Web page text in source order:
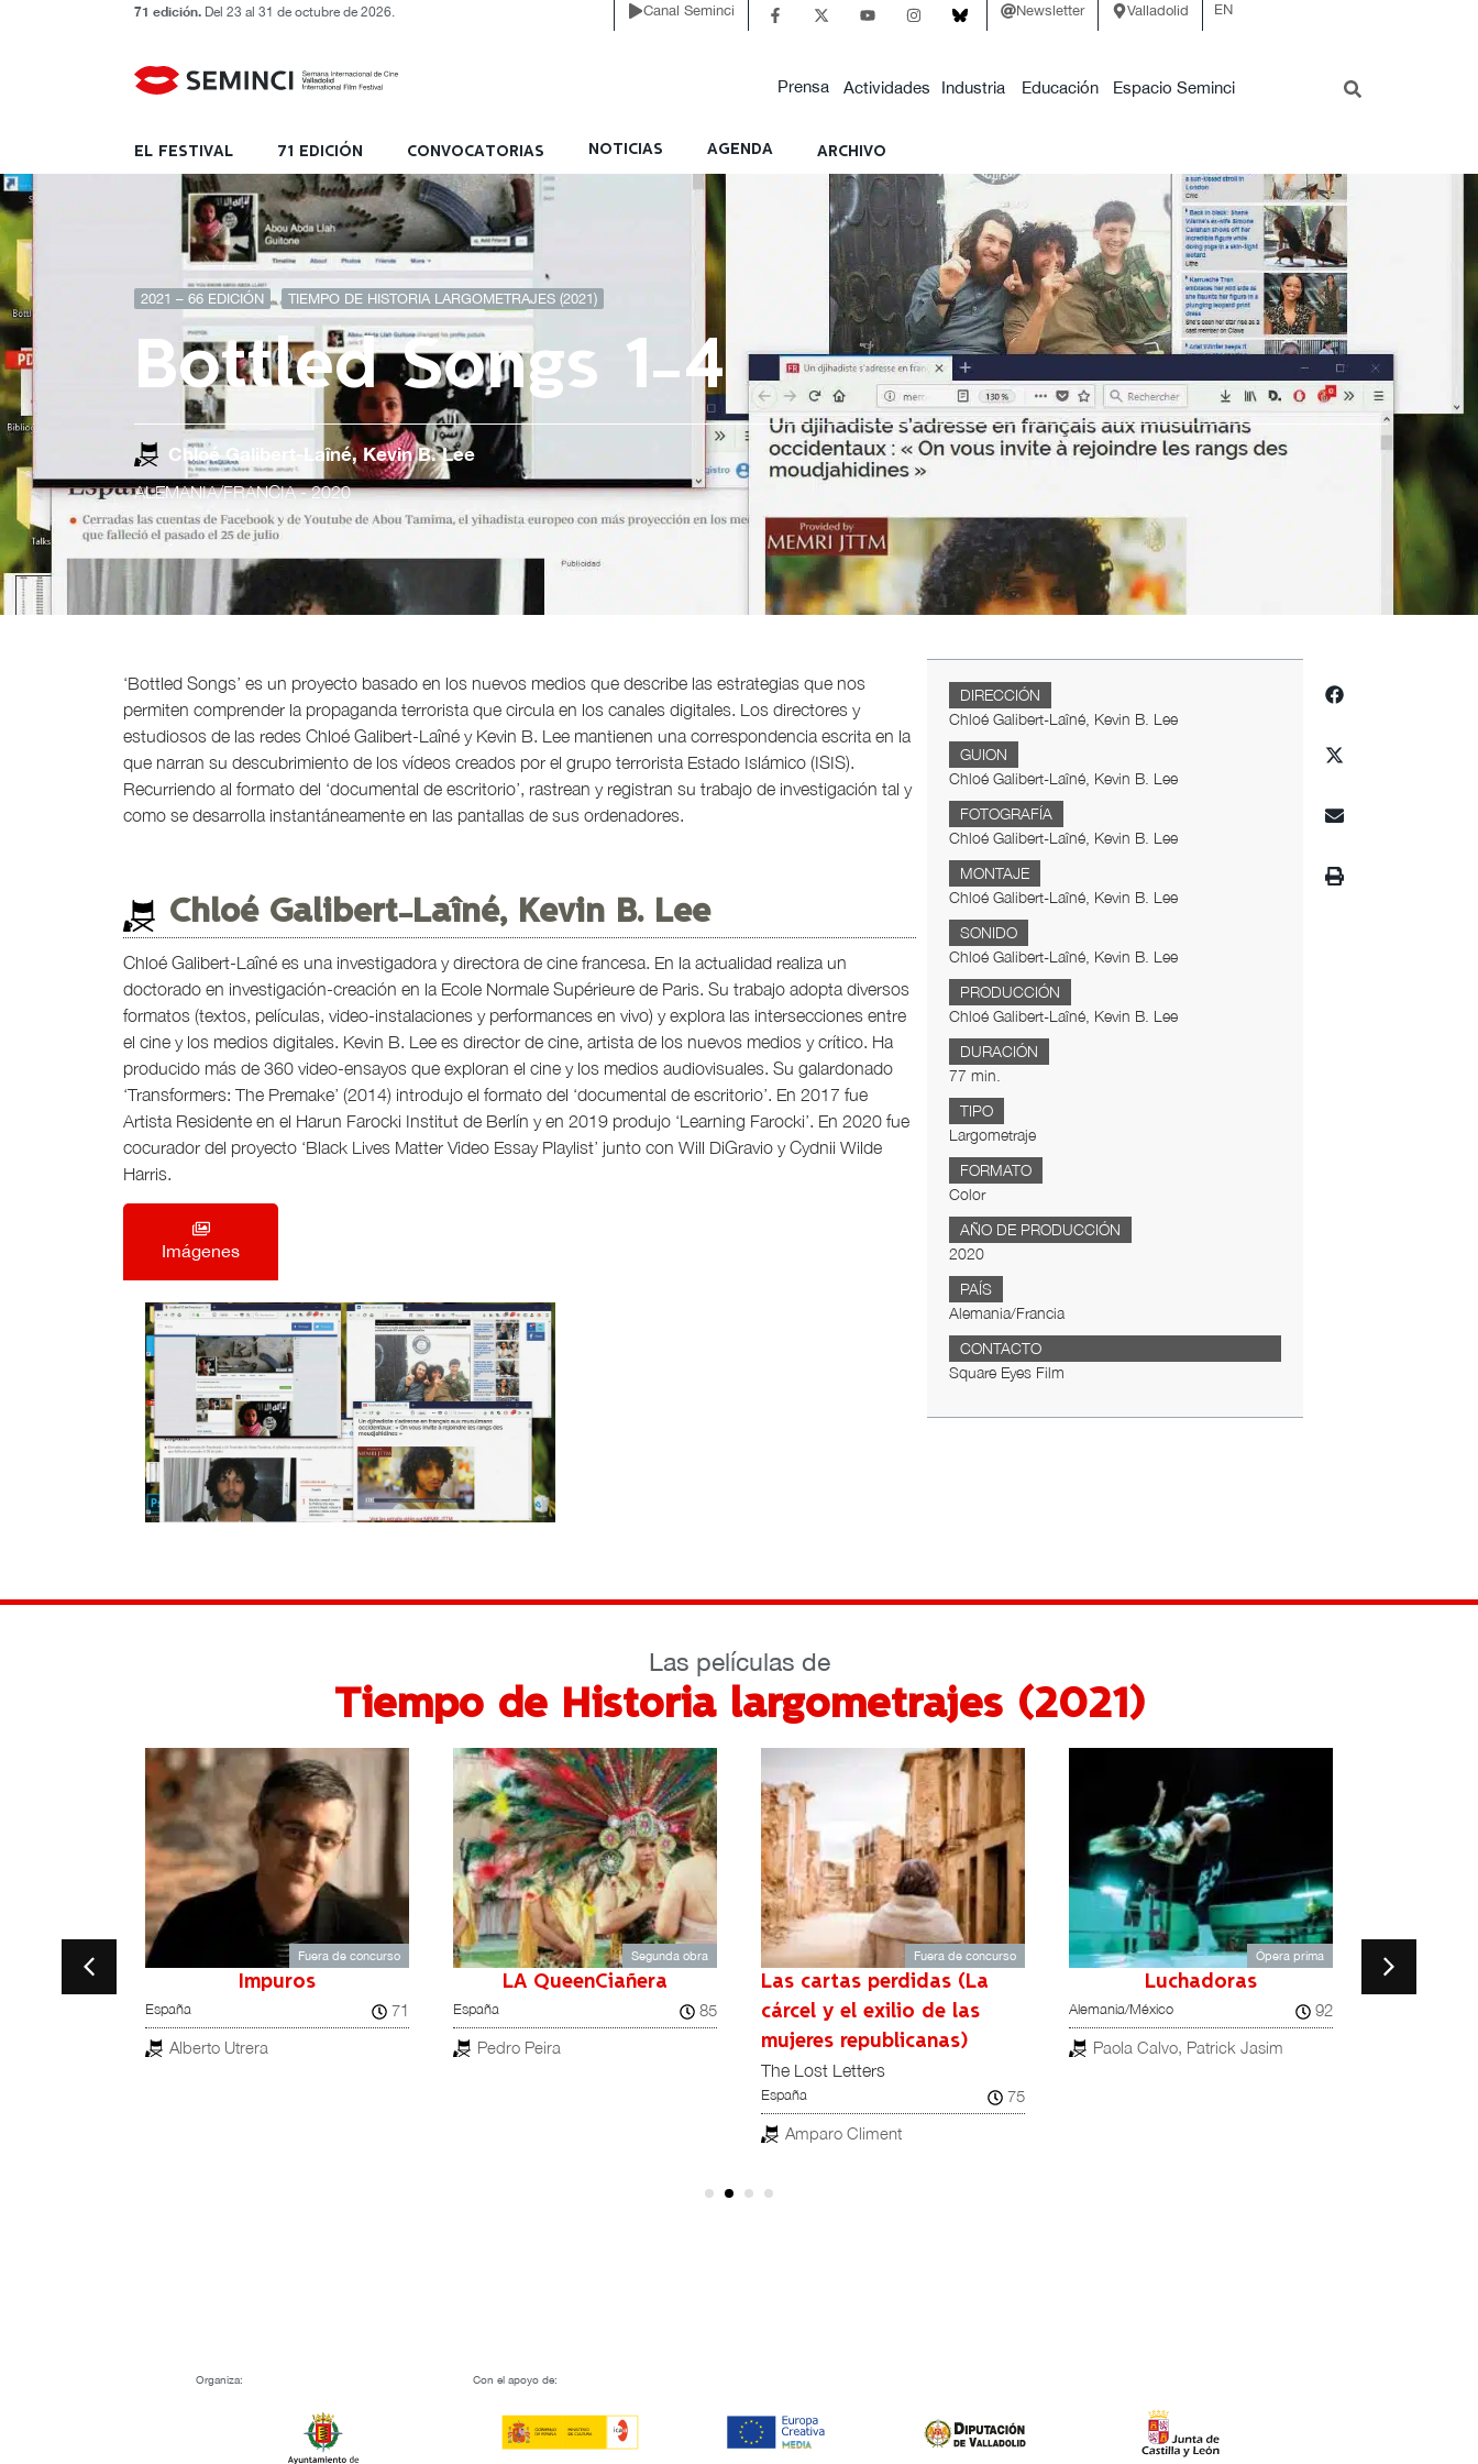
71 edición. Del 23 al 31 de octubre de 2026. Canal Seminci Newsletter Valladolid EN
Prensa Actividades Industria Educación Espacio Seminci
EL FESTIVAL 71 EDICIÓN CONVOCATORIAS NOTICIAS AGENDA ARCHIVO
2021 – 66 EDICIÓN TIEMPO DE HISTORIA LARGOMETRAJES (2021)
Bottled Songs 1-4
Chloé Galibert-Laîné, Kevin B. Lee
ALEMANIA/FRANCIA- 2020
‘Bottled Songs’ es un proyecto basado en los nuevos medios que describe las estrategias que nos
permiten comprender la propaganda terrorista que circula en los canales digitales. Los directores y
estudiosos de las redes Chloé Galibert-Laîné y Kevin B. Lee mantienen una correspondencia escrita en la
que narran su descubrimiento de los vídeos creados por el grupo terrorista Estado Islámico (ISIS).
Recurriendo al formato del ‘documental de escritorio’, rastrean y registran su trabajo de investigación tal y
como se desarrolla instantáneamente en las pantallas de sus ordenadores.
Chloé Galibert-Laîné, Kevin B. Lee
Chloé Galibert-Laîné es una investigadora y directora de cine francesa. En la actualidad realiza un
doctorado en investigación-creación en la Ecole Normale Supérieure de Paris. Su trabajo adopta diversos
formatos (textos, películas, video-instalaciones y performances en vivo) y explora las intersecciones entre
el cine y los medios digitales. Kevin B. Lee es director de cine, artista de los nuevos medios y crítico. Ha
producido más de 360 video-ensayos que exploran el cine y los medios audiovisuales. Su galardonado
‘Transformers: The Premake’ (2014) introdujo el formato del ‘documental de escritorio’. En 2017 fue
Artista Residente en el Harun Farocki Institut de Berlín y en 2019 produjo ‘Learning Farocki’. En 2020 fue
cocurador del proyecto ‘Black Lives Matter Video Essay Playlist’ junto con Will DiGravio y Cydnii Wilde
Harris.
Imágenes
DIRECCIÓN
Chloé Galibert-Laîné, Kevin B. Lee
GUION
Chloé Galibert-Laîné, Kevin B. Lee
FOTOGRAFÍA
Chloé Galibert-Laîné, Kevin B. Lee
MONTAJE
Chloé Galibert-Laîné, Kevin B. Lee
SONIDO
Chloé Galibert-Laîné, Kevin B. Lee
PRODUCCIÓN
Chloé Galibert-Laîné, Kevin B. Lee
DURACIÓN
77 min.
TIPO
Largometraje
FORMATO
Color
AÑO DE PRODUCCIÓN
2020
PAÍS
Alemania/Francia
CONTACTO
Square Eyes Film
Las películas de
Tiempo de Historia largometrajes (2021)
Fuera de concurso
Impuros
España
71
Alberto Utrera
Segunda obra
LA QueenCiañera
España
85
Pedro Peira
Fuera de concurso
Las cartas perdidas (La
cárcel y el exilio de las
mujeres republicanas)
The Lost Letters
España
75
Amparo Climent
Ópera prima
Luchadoras
Alemania/México
92
Paola Calvo, Patrick Jasim
Organiza: Con el apoyo de: